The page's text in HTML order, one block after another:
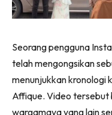
Seorang pengguna
telah mengongsikan
menunjukkan kronologi
Affique. Video
wargamaya yang lain